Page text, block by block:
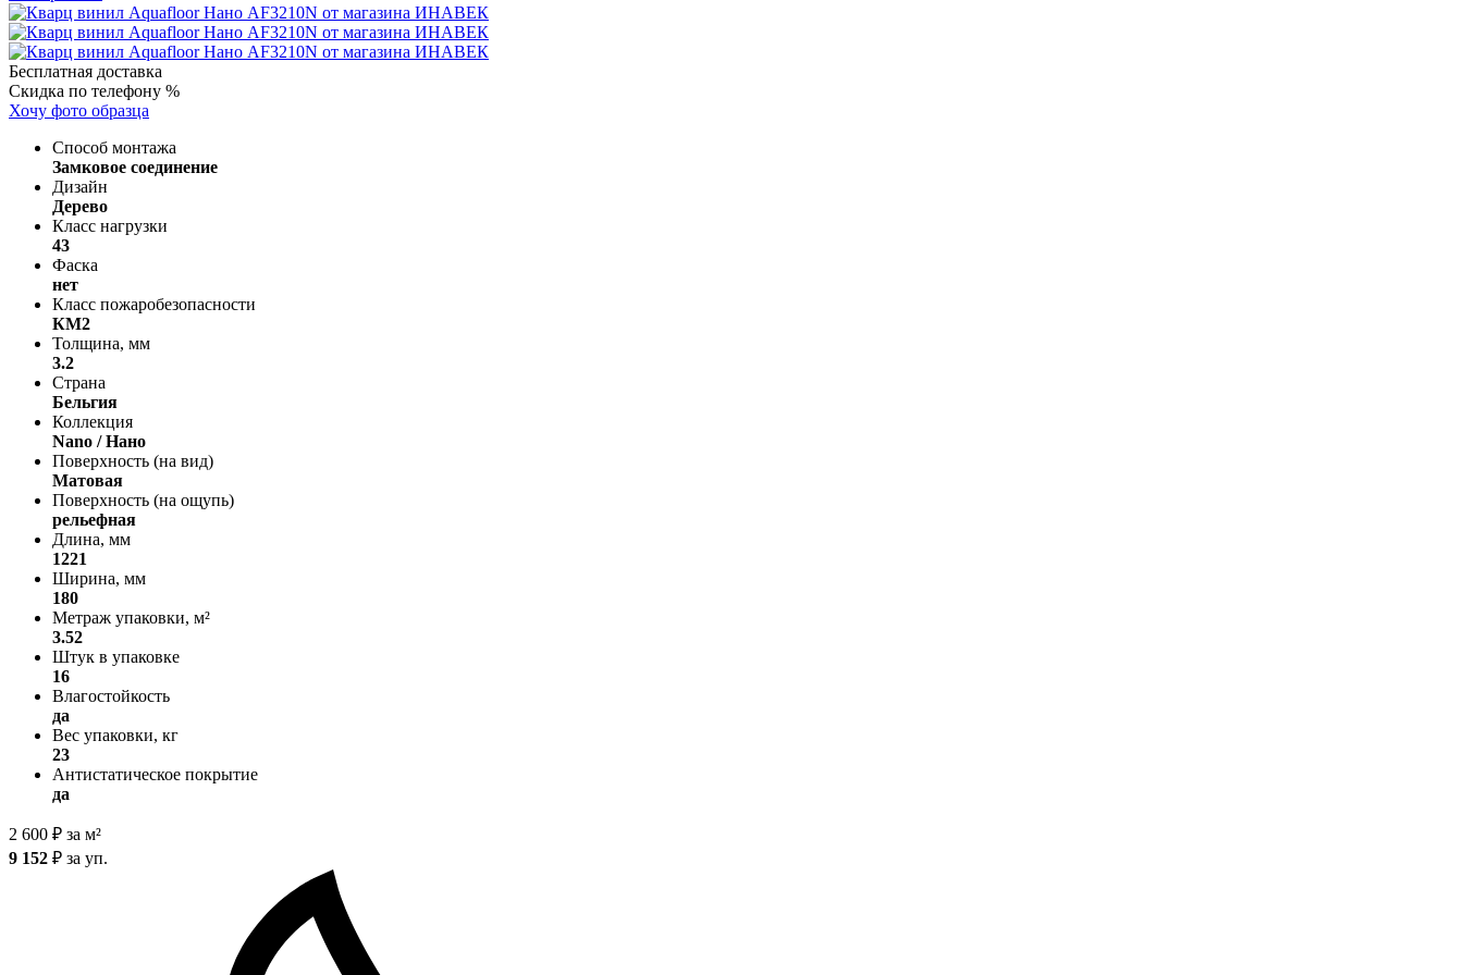
Бесплатная доставка
Скидка по телефону %
Хочу фото образца
Способ монтажа
Замковое соединение
Дизайн
Дерево
Класс нагрузки
43
Фаска
нет
Класс пожаробезопасности
КМ2
Толщина, мм
3.2
Страна
Бельгия
Коллекция
Nano / Нано
Поверхность (на вид)
Матовая
Поверхность (на ощупь)
рельефная
Длина, мм
1221
Ширина, мм
180
Метраж упаковки, м²
3.52
Штук в упаковке
16
Влагостойкость
да
Вес упаковки, кг
23
Антистатическое покрытие
да
2 600 ₽ за м²
9 152 ₽ за уп.